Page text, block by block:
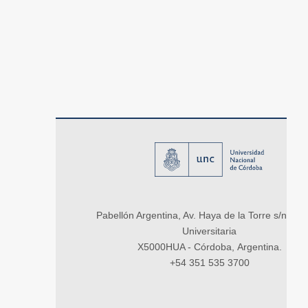
Pabellón Argentina, Av. Haya de la Torre s/n,
Universitaria
X5000HUA - Córdoba, Argentina.
+54 351 535 3700